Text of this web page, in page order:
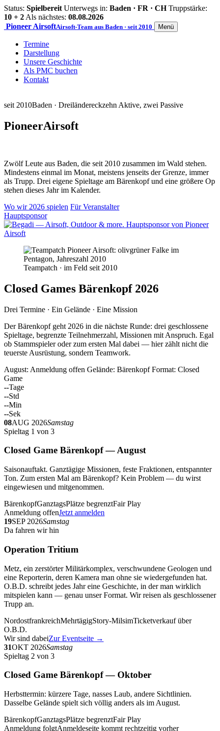
Status: Spielbereit Unterwegs in: Baden · FR · CH Truppstärke:
10 + 2 Als nächstes: 08.08.2026
Pioneer AirsoftAirsoft-Team aus Baden · seit 2010 Menü
Termine
Darstellung
Unsere Geschichte
Als PMC buchen
Kontakt
seit 2010Baden · Dreiländereckzehn Aktive, zwei Passive
PioneerAirsoft
Zwölf Leute aus Baden, die seit 2010 zusammen im Wald stehen.
Mindestens einmal im Monat, meistens jenseits der Grenze, immer
als Trupp. Drei eigene Spieltage am Bärenkopf und eine größere Op
stehen dieses Jahr im Kalender.
Wo wir 2026 spielen Für Veranstalter
Hauptsponsor
Teampatch · im Feld seit 2010
Closed Games Bärenkopf 2026
Drei Termine · Ein Gelände · Eine Mission
Der Bärenkopf geht 2026 in die nächste Runde: drei geschlossene
Spieltage, begrenzte Teilnehmerzahl, Missionen mit Anspruch. Egal
ob Stammspieler oder zum ersten Mal dabei — hier zählt nicht die
teuerste Ausrüstung, sondern Teamwork.
August: Anmeldung offen Gelände: Bärenkopf Format: Closed
Game
--Tage
--Std
--Min
--Sek
08AUG 2026Samstag
Spieltag 1 von 3
Closed Game Bärenkopf — August
Saisonauftakt. Ganztägige Missionen, feste Fraktionen, entspannter
Ton. Zum ersten Mal am Bärenkopf? Kein Problem — du wirst
eingewiesen und mitgenommen.
BärenkopfGanztagsPlätze begrenztFair Play
Anmeldung offenJetzt anmelden
19SEP 2026Samstag
Da fahren wir hin
Operation Tritium
Metz, ein zerstörter Militärkomplex, verschwundene Geologen und
eine Reporterin, deren Kamera man ohne sie wiedergefunden hat.
O.B.D. schreibt jedes Jahr eine Geschichte, in der man wirklich
mitspielen kann — genau unser Format. Wir reisen als geschlossener
Trupp an.
NordostfrankreichMehrtägigStory-MilsimTicketverkauf über
O.B.D.
Wir sind dabeiZur Eventseite →
31OKT 2026Samstag
Spieltag 2 von 3
Closed Game Bärenkopf — Oktober
Herbsttermin: kürzere Tage, nasses Laub, andere Sichtlinien.
Dasselbe Gelände spielt sich völlig anders als im August.
BärenkopfGanztagsPlätze begrenztFair Play
Anmeldung folgtAnmeldeseite kommt rechtzeitig vorher